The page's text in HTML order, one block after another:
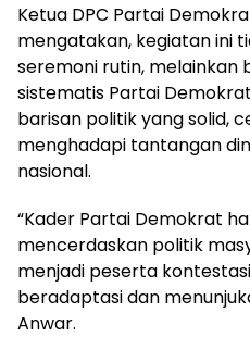
Ketua DPC Partai
mengatakan, kegiatan ini
seremoni rutin, melainkan
sistematis Partai
barisan politik yang solid,
menghadapi tantangan
nasional.
“Kader Partai Demokrat
mencerdaskan politik
menjadi peserta
beradaptasi dan
Anwar.